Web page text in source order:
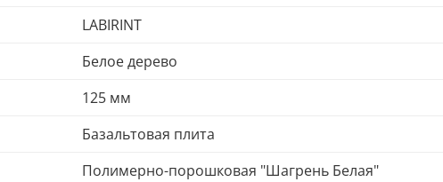
LABIRINT
Белое дерево
125 мм
Базальтовая плита
Полимерно-порошковая "Шагрень Белая"